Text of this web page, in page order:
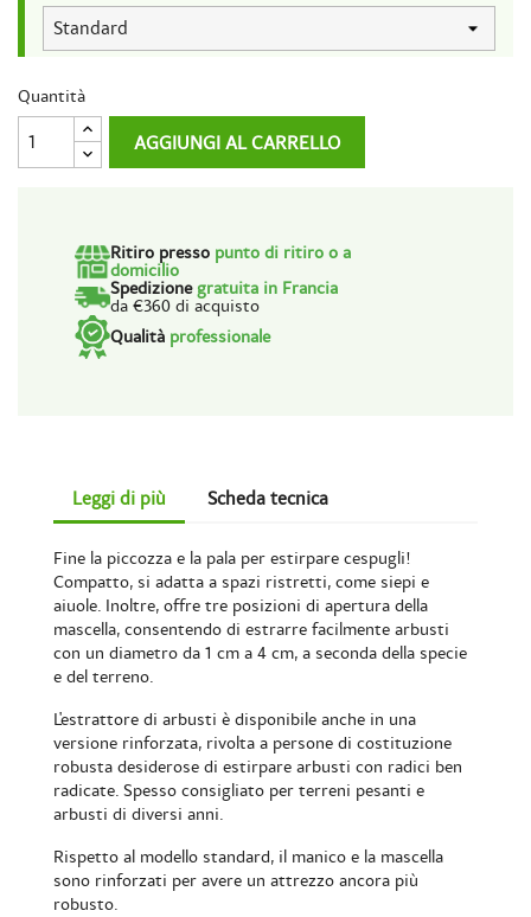
Quantità
AGGIUNGI AL CARRELLO
Ritiro presso punto di ritiro o a
domicilio
Spedizionegratuita in Francia
da €360 di acquisto
Qualità professionale
Leggi di più Scheda tecnica
Fine la piccozza e la pala per estirpare cespugli!
Compatto, si adatta a spazi ristretti, come siepi e
aiuole. Inoltre, offre tre posizioni di apertura della
mascella, consentendo di estrarre facilmente arbusti
con un diametro da 1 cm a 4 cm, a seconda della specie
e del terreno.
L'estrattore di arbusti è disponibile anche in una
versione rinforzata, rivolta a persone di costituzione
robusta desiderose di estirpare arbusti con radici ben
radicate. Spesso consigliato per terreni pesanti e
arbusti di diversi anni.
Rispetto al modello standard, il manico e la mascella
sono rinforzati per avere un attrezzo ancora più
robusto.